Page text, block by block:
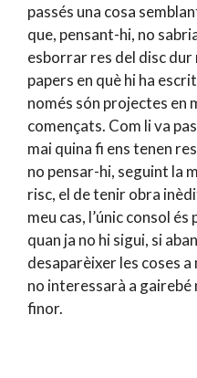
passés una cosa
que, pensant-hi, no
esborrar res del disc dur
papers en què hi ha
només són projectes en
començats. Com li va
mai quina fi ens tenen
no pensar-hi, seguint la
risc, el de tenir obra
meu cas, l’únic consol
quan ja no hi sigui, si
desaparèixer les coses
no interessarà a gairebé
finor.